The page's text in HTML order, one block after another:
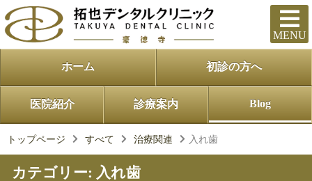
MENU
ホーム 初診の方へ
医院紹介 診療案内 Blog
トップページ すべて 治療関連 入れ歯
カテゴリー: 入れ歯